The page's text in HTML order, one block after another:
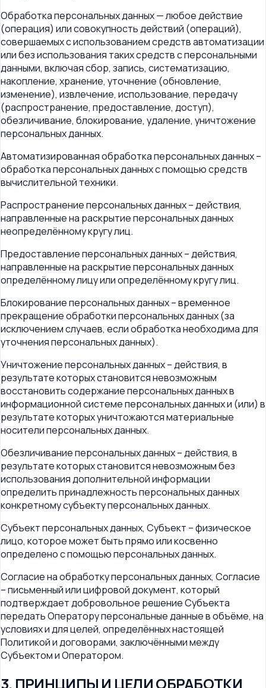
Обработка персональных данных — любое действие
(операция) или совокупность действий (операций),
совершаемых с использованием средств автоматизации
или без использования таких средств с персональными
данными, включая сбор, запись, систематизацию,
накопление, хранение, уточнение (обновление,
изменение), извлечение, использование, передачу
(распространение, предоставление, доступ),
обезличивание, блокирование, удаление, уничтожение
персональных данных.
Автоматизированная обработка персональных данных –
обработка персональных данных с помощью средств
вычислительной техники.
Распространение персональных данных – действия,
направленные на раскрытие персональных данных
неопределённому кругу лиц.
Предоставление персональных данных – действия,
направленные на раскрытие персональных данных
определённому лицу или определённому кругу лиц.
Блокирование персональных данных – временное
прекращение обработки персональных данных (за
исключением случаев, если обработка необходима для
уточнения персональных данных).
Уничтожение персональных данных – действия, в
результате которых становится невозможным
восстановить содержание персональных данных в
информационной системе персональных данных и (или) в
результате которых уничтожаются материальные
носители персональных данных.
Обезличивание персональных данных – действия, в
результате которых становится невозможным без
использования дополнительной информации
определить принадлежность персональных данных
конкретному субъекту персональных данных.
Субъект персональных данных, Субъект – физическое
лицо, которое может быть прямо или косвенно
определено с помощью персональных данных.
Согласие на обработку персональных данных, Согласие
– письменный или цифровой документ, который
подтверждает добровольное решение Субъекта
передать Оператору персональные данные в объёме, на
условиях и для целей, определённых настоящей
Политикой и договорами, заключёнными между
Субъектом и Оператором.
3. ПРИНЦИПЫ И ЦЕЛИ ОБРАБОТКИ